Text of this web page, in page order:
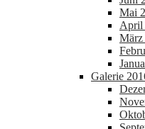
Mai
April
März
Galerie